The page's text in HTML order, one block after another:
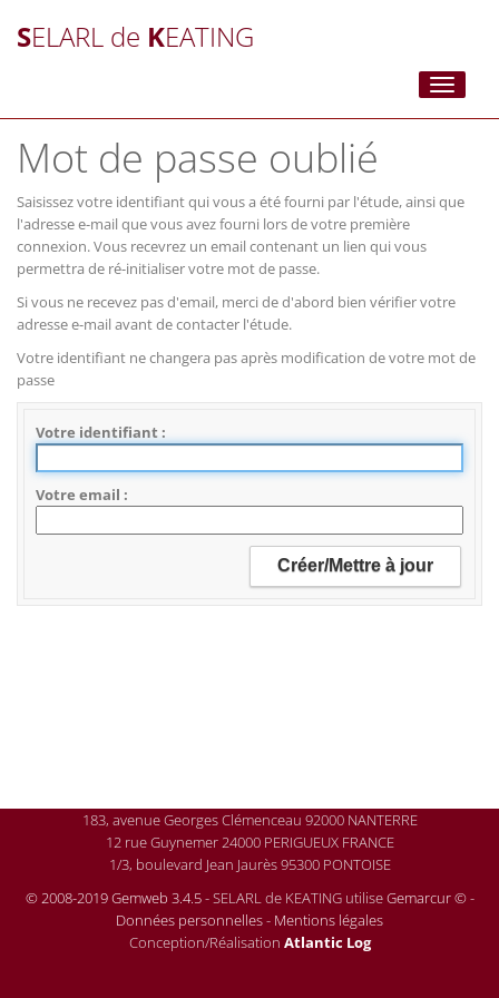
SELARL de KEATING
Toggle
Mot de passe oublié
Saisissez votre identifiant qui vous a été fourni par l'étude, ainsi que
l'adresse e-mail que vous avez fourni lors de votre première
connexion. Vous recevrez un email contenant un lien qui vous
permettra de ré-initialiser votre mot de passe.
Si vous ne recevez pas d'email, merci de d'abord bien vérifier votre
adresse e-mail avant de contacter l'étude.
Votre identifiant ne changera pas après modification de votre mot de
passe
Votre identifiant
Votre email
183, avenue Georges Clémenceau 92000 NANTERRE
12 rue Guynemer 24000 PERIGUEUX FRANCE
1/3, boulevard Jean Jaurès 95300 PONTOISE
© 2008-2019 Gemweb 3.4.5- SELARL de KEATING utiliseGemarcur ©-
Données personnelles- Mentions légales
Conception/Réalisation Atlantic Log